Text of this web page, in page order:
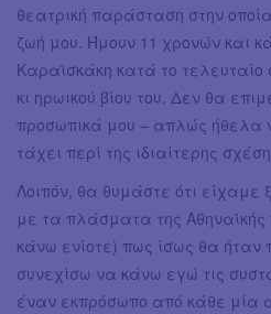
θεατρική παράσταση στην
ζωή μου. Ήμουν 11 χρονών και
Καραϊσκάκη κατά το
κι ηρωικού βίου του. Δεν θα
προσωπικά μου – απλώς
τάχει περί της ιδιαίτερης
Λοιπόν, θα θυμάστε ότι είχαμε
με τα πλάσματα της Αθηναϊκής
κάνω ενίοτε) πως ίσως θα ήταν
συνεχίσω να κάνω εγώ τις
έναν εκπρόσωπο από κάθε μία